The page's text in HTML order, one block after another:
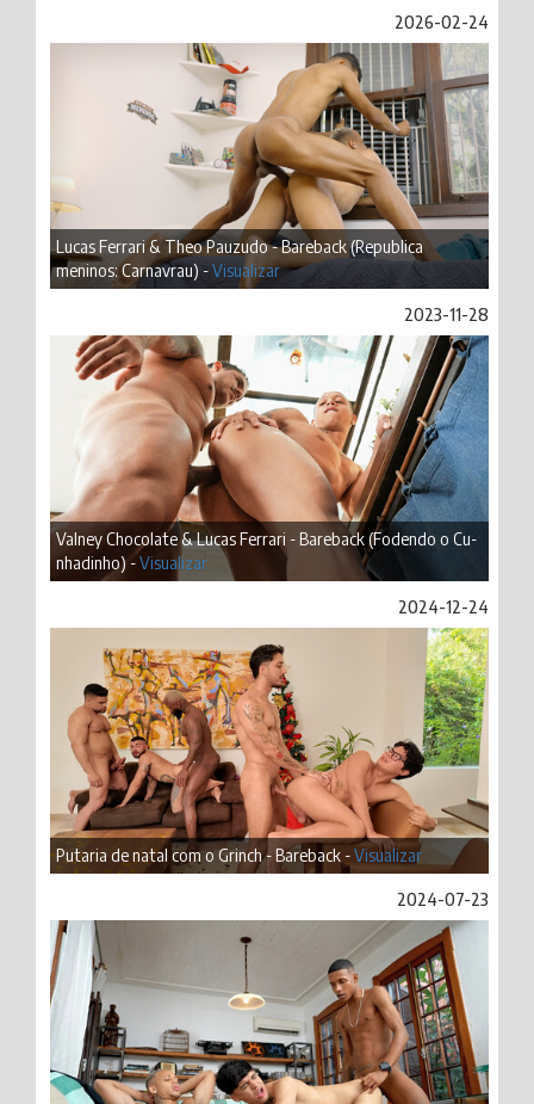
2026-02-24
Lucas Ferrari & Theo Pauzudo - Bareback (Republica
meninos: Carnavrau) -Visualizar
2023-11-28
Valney Chocolate & Lucas Ferrari - Bareback (Fodendo o Cu-
nhadinho) -Visualizar
2024-12-24
Putaria de natal com o Grinch - Bareback -Visualizar
2024-07-23